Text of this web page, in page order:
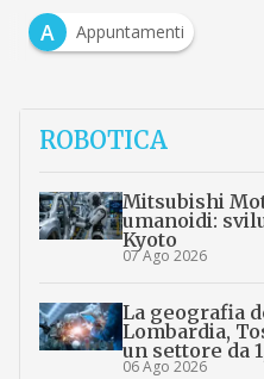
A
Appuntamenti
ROBOTICA
Mitsubishi
umanoidi:
Kyoto
07 Ago 2026
La geografia
Lombardia,
un settore da
06 Ago 2026